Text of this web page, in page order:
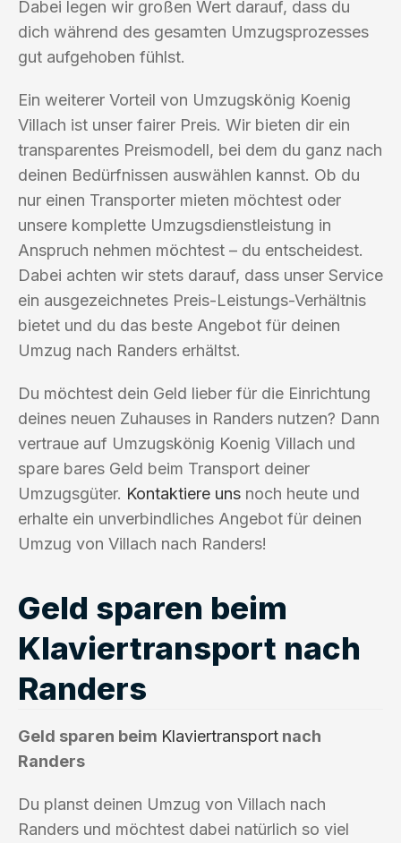
Dabei legen wir großen Wert darauf, dass du
dich während des gesamten Umzugsprozesses
gut aufgehoben fühlst.
Ein weiterer Vorteil von Umzugskönig Koenig
Villach ist unser fairer Preis. Wir bieten dir ein
transparentes Preismodell, bei dem du ganz nach
deinen Bedürfnissen auswählen kannst. Ob du
nur einen Transporter mieten möchtest oder
unsere komplette Umzugsdienstleistung in
Anspruch nehmen möchtest – du entscheidest.
Dabei achten wir stets darauf, dass unser Service
ein ausgezeichnetes Preis-Leistungs-Verhältnis
bietet und du das beste Angebot für deinen
Umzug nach Randers erhältst.
Du möchtest dein Geld lieber für die Einrichtung
deines neuen Zuhauses in Randers nutzen? Dann
vertraue auf Umzugskönig Koenig Villach und
spare bares Geld beim Transport deiner
Umzugsgüter. Kontaktiere uns noch heute und
erhalte ein unverbindliches Angebot für deinen
Umzug von Villach nach Randers!
Geld sparen beim
Klaviertransport nach
Randers
Geld sparen beim Klaviertransport nach
Randers
Du planst deinen Umzug von Villach nach
Randers und möchtest dabei natürlich so viel